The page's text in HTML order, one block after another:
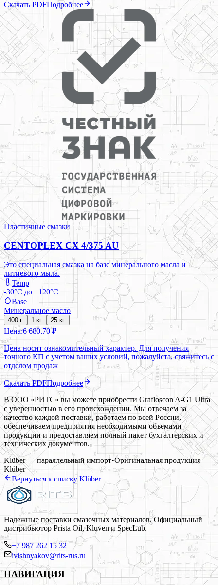
Скачать PDFПодробнее
Пластичные смазки
CENTOPLEX CX 4/375 AU
Это специальная смазка на базе минерального масла и
литиевого мыла.
Temp
-30°C до +120°C
Base
Минеральное масло
400 г. 1 кг. 25 кг.
Цена:6 680,70 ₽
Цена носит ознакомительный характер. Для получения
точного КП с учетом ваших условий, пожалуйста, свяжитесь с
отделом продаж
Скачать PDFПодробнее
В ООО «РИТС» вы можете приобрести Grafloscon A-G1 Ultra
с уверенностью в его происхождении. Мы отвечаем за
качество каждой поставки, работаем по всей России,
обеспечиваем предприятия необходимыми объемами
продукции и предоставляем полный пакет бухгалтерских и
технических документов.
Klüber — параллельный импорт•Оригинальная продукция
Klüber
Вернуться к спискуKlüber
Надежные поставки смазочных материалов. Официальный
дистрибьютор Prista Oil, Kluven и SpecLub.
+7 987 262 15 32
ivishnyakov@rits-rus.ru
НАВИГАЦИЯ